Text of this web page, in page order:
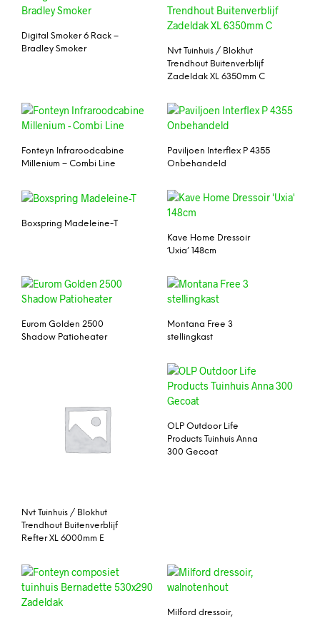
Digital Smoker 6 Rack –
Bradley Smoker
Nvt Tuinhuis / Blokhut
Trendhout Buitenverblijf
Zadeldak XL 6350mm C
Fonteyn Infraroodcabine
Millenium – Combi Line
Paviljoen Interflex P 4355
Onbehandeld
Boxspring Madeleine-T
Kave Home Dressoir
‘Uxia’ 148cm
Eurom Golden 2500
Shadow Patioheater
Montana Free 3
stellingkast
Nvt Tuinhuis / Blokhut
Trendhout Buitenverblijf
Refter XL 6000mm E
OLP Outdoor Life
Products Tuinhuis Anna
300 Gecoat
Milford dressoir,